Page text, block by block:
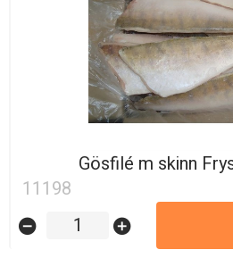
Gösfilé m skinn
11198
remove_circle add_circle